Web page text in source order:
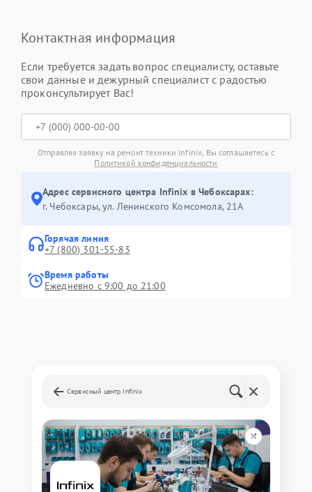
Контактная информация
Если требуется задать вопрос специалисту, оставьте
свои данные и дежурный специалист с радостью
проконсультирует Вас!
Отправляя заявку на ремонт техники Infinix, Вы соглашаетесь с
Политикой конфиденциальности
Адрес сервисного центра Infinix в Чебоксарах:
г. Чебоксары, ул. Ленинского Комсомола, 21А
Горячая линия
+7 (800) 301-55-83
Время работы
Ежедневно с 9:00 до 21:00
Сервисный центр Infinix